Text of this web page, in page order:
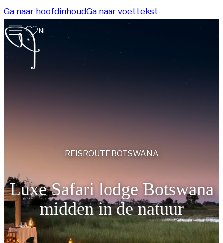
Ga naar hoofdinhoudGa naar voettekst
NL
REISROUTE BOTSWANA
Luxe Safari lodge Botswana
midden in de natuur